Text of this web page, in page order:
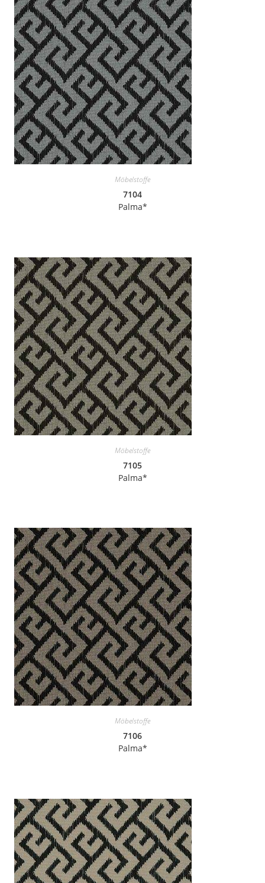
Möbelstoffe
7104
Palma*
Möbelstoffe
7105
Palma*
Möbelstoffe
7106
Palma*